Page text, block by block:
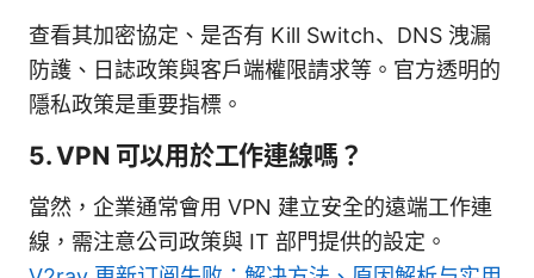
查看其加密協定、是否有 Kill Switch、DNS 洩漏
防護、日誌政策與客戶端權限請求等。官方透明的
隱私政策是重要指標。
5. VPN 可以用於工作連線嗎？
當然，企業通常會用 VPN 建立安全的遠端工作連
線，需注意公司政策與 IT 部門提供的設定。